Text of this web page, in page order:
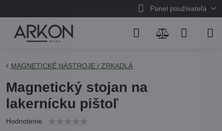
Panel používateľa
MAGNETICKÉ NÁSTROJE / ZRKADLÁ
Magnetický stojan na
lakernícku pištoľ
Hodnotenie